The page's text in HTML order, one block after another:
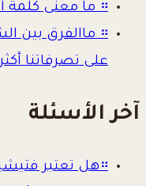
። ما معنى
። ماالفرق بين
على تصرفاتنا
آخر الأسئلة
።هل تعتبر